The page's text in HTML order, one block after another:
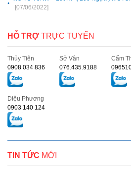
[07/06/2022]
HỖ TRỢ TRỰC TUYẾN
Thủy Tiên
0908 034 836
Sở Vân
076.435.9188
Cẩm
Diệu Phương
0903 140 124
TIN TỨC MỚI